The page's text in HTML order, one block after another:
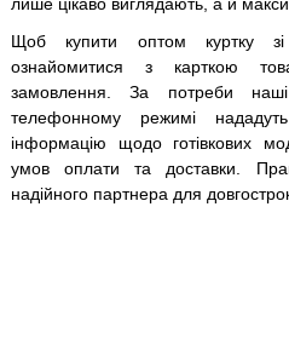
Щоб купити оптом куртку зі
ознайомитися з карткою
замовлення. За потреби
телефонному режимі
інформацію щодо готівкових
умов оплати та доставки.
надійного партнера для